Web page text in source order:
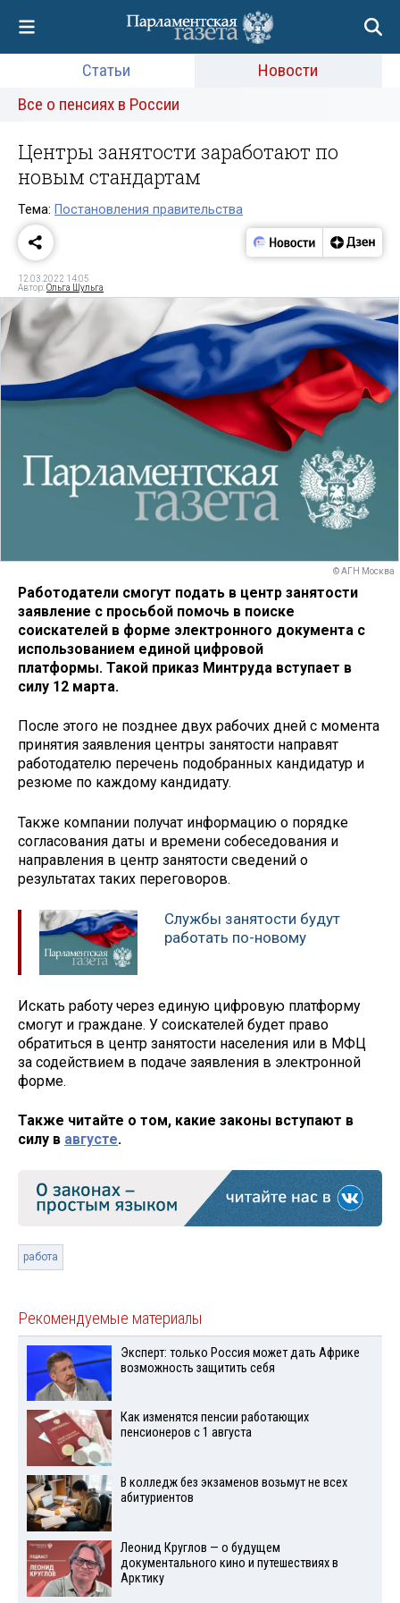
Статьи
Новости
Все о пенсиях в России
Центры занятости заработают по
новым стандартам
Тема: Постановления правительства
12.03.2022 14:05
Автор:Ольга Шульга
© АГН Москва
Работодатели смогут подать в центр занятости
заявление с просьбой помочь в поиске
соискателей в форме электронного документа с
использованием единой цифровой
платформы. Такой приказ Минтруда вступает в
силу 12 марта.
После этого не позднее двух рабочих дней с момента
принятия заявления центры занятости направят
работодателю перечень подобранных кандидатур и
резюме по каждому кандидату.
Также компании получат информацию о порядке
согласования даты и времени собеседования и
направления в центр занятости сведений о
результатах таких переговоров.
Службы занятости будут
работать по-новому
Искать работу через единую цифровую платформу
смогут и граждане. У соискателей будет право
обратиться в центр занятости населения или в МФЦ
за содействием в подаче заявления в электронной
форме.
Также читайте о том, какие законы вступают в
силу в августе.
работа
Рекомендуемые материалы
Эксперт: только Россия может дать Африке
возможность защитить себя
Как изменятся пенсии работающих
пенсионеров с 1 августа
В колледж без экзаменов возьмут не всех
абитуриентов
Леонид Круглов — о будущем
документального кино и путешествиях в
Арктику